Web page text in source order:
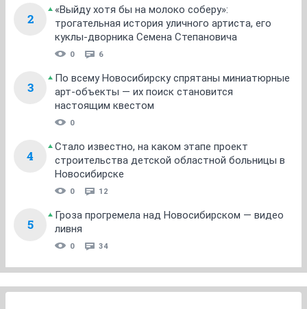
2
«Выйду хотя бы на молоко соберу»:
трогательная история уличного артиста, его
куклы-дворника Семена Степановича
0 6
3
По всему Новосибирску спрятаны миниатюрные
арт-объекты — их поиск становится
настоящим квестом
0
4
Стало известно, на каком этапе проект
строительства детской областной больницы в
Новосибирске
0 12
5
Гроза прогремела над Новосибирском — видео
ливня
0 34